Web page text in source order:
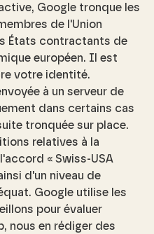
Google tronque les
de l'Union
États contractants de
européen. Il est
votre identité.
à un serveur de
dans certains cas
tronquée sur place.
relatives à la
« Swiss-USA
d'un niveau de
Google utilise les
pour évaluer
nous en rédiger des